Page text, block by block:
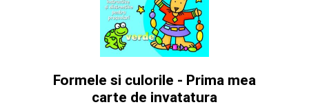
Formele si culorile - Prima mea
carte de invatatura